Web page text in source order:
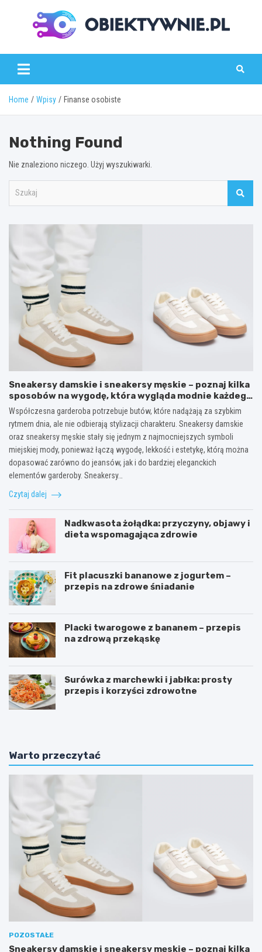
obiektywnie.pl
Home Wpisy Finanse osobiste
Nothing Found
Nie znaleziono niczego. Użyj wyszukiwarki.
k
Sneakersy damskie i sneakersy męskie – poznaj kilka
sposobów na wygodę, która wygląda modnie każdego
dnia
Współczesna garderoba potrzebuje butów, które nadążają za szybkim
rytmem dnia, ale nie odbierają stylizacji charakteru. Sneakersy damskie
oraz sneakersy męskie stały się jednym z najmocniejszych symboli
miejskiej mody, ponieważ łączą wygodę, lekkość i estetykę, którą można
dopasować zarówno do jeansów, jak i do bardziej eleganckich
elementów garderoby. Sneakersy…
Czytaj dalej
Nadkwasota żołądka: przyczyny, objawy i
dieta wspomagająca zdrowie
Fit placuszki bananowe z jogurtem –
przepis na zdrowe śniadanie
Placki twarogowe z bananem – przepis
na zdrową przekąskę
Surówka z marchewki i jabłka: prosty
przepis i korzyści zdrowotne
Warto przeczytać
POZOSTAŁE
Sneakersy damskie i sneakersy męskie – poznaj kilka